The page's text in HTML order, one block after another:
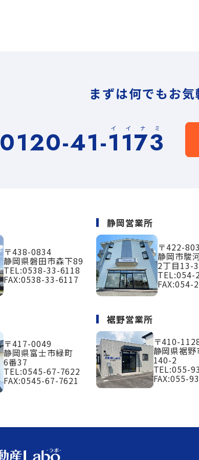
まずは何でもお気
イイナミ
0120-41-1173
〒438-0834
静岡県磐田市森下89
TEL:0538-33-6118
FAX:0538-33-6117
静岡営業所
〒422-
静岡市駿
2丁目13-
TEL:054-
FAX:054-
〒417-0049
静岡県富士市緑町
6番37
TEL:0545-67-7622
FAX:0545-67-7621
裾野営業所
〒410-
静岡県裾野
140-2
TEL:055-
FAX:055-